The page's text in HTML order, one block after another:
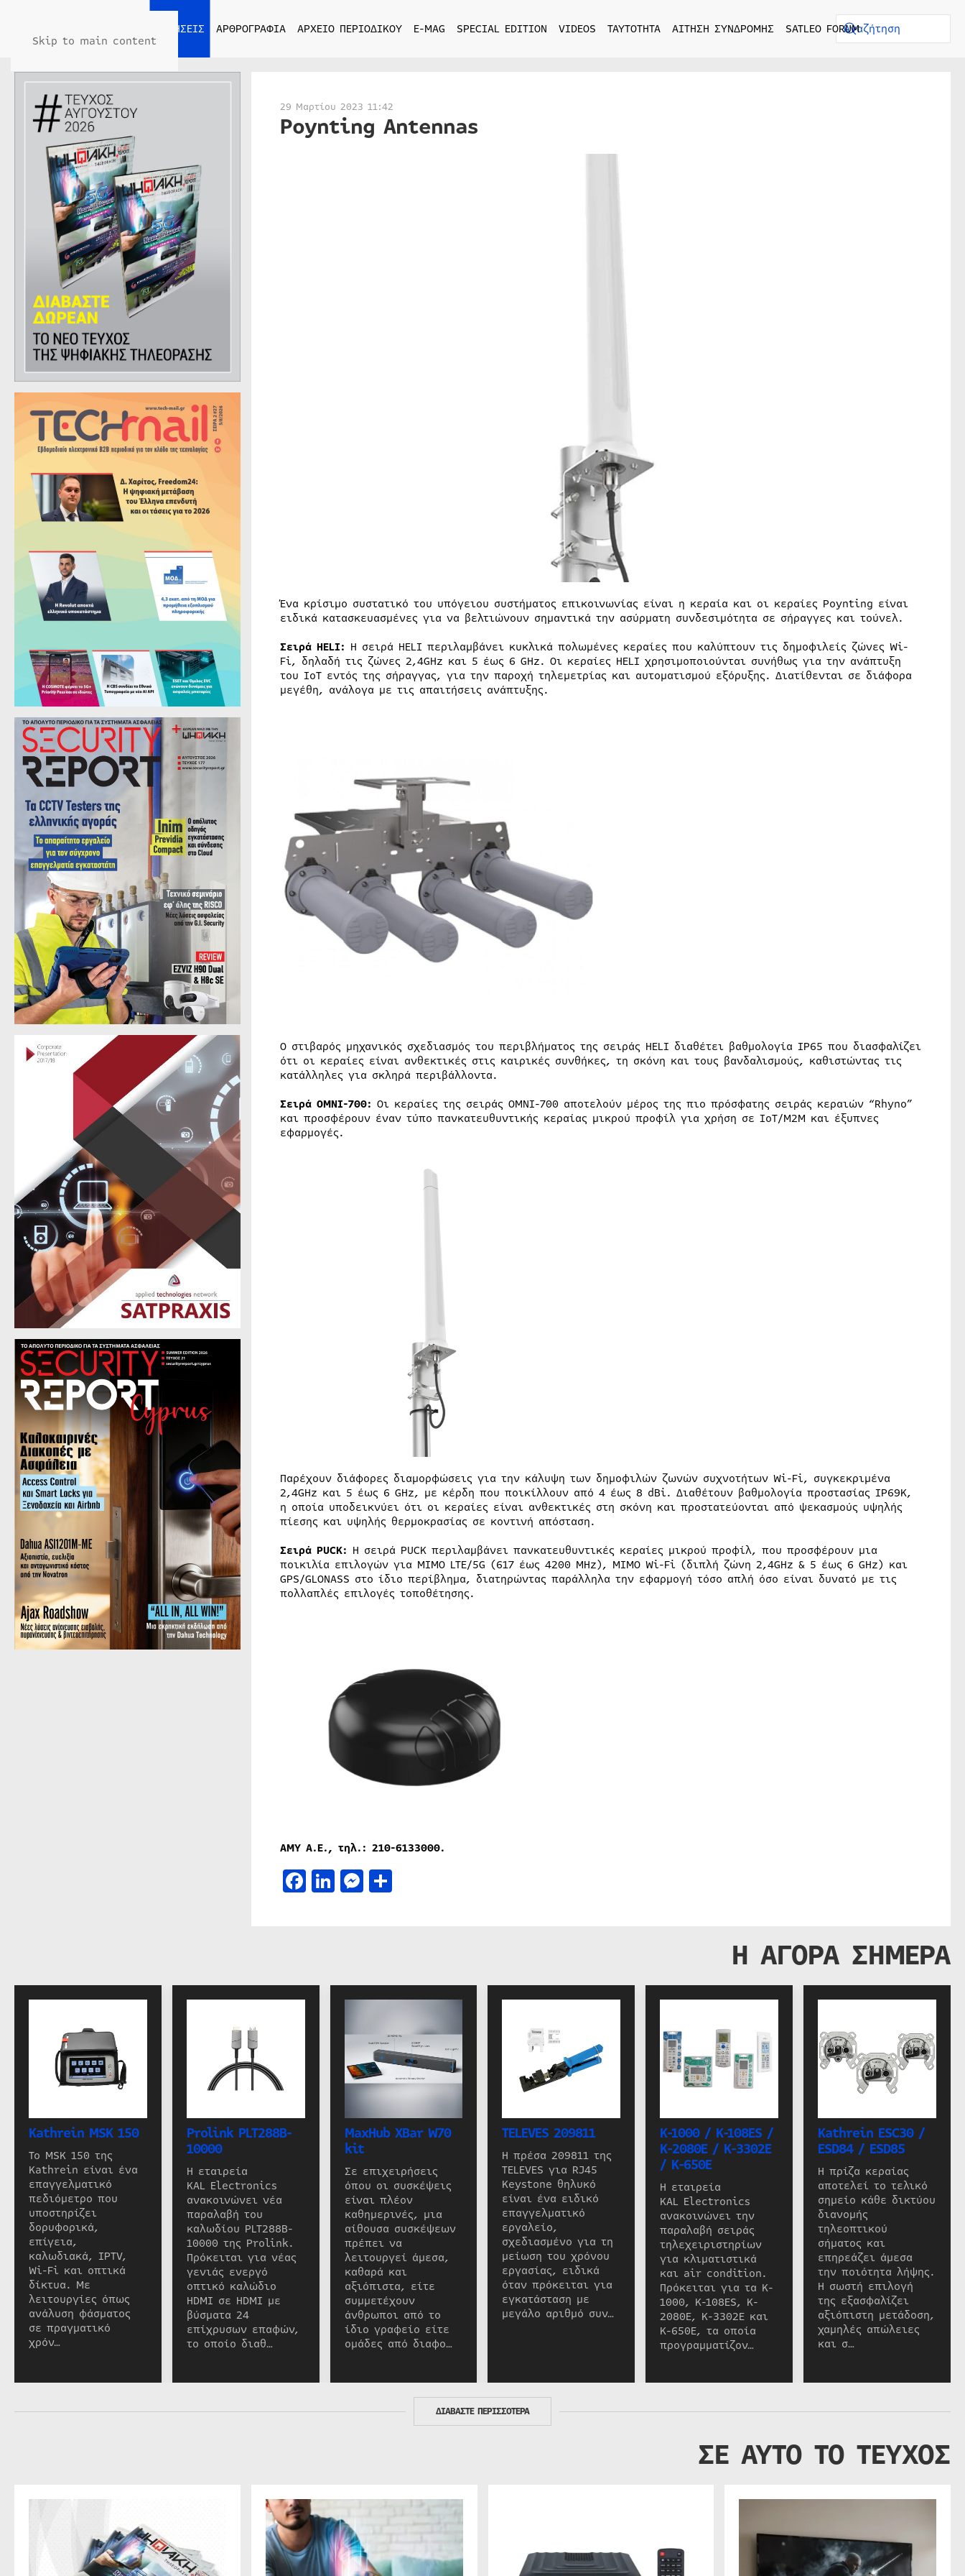
Skip to main content
ΕΙΔΗΣΕΙΣ ΑΡΘΡΟΓΡΑΦΙΑ ΑΡΧΕΙΟ ΠΕΡΙΟΔΙΚΟΥ E-MAG SPECIAL EDITION VIDEOS ΤΑΥΤΟΤΗΤΑ ΑΙΤΗΣΗ ΣΥΝΔΡΟΜΗΣ SATLEO FORUM
29 Μαρτίου 2023 11:42
Poynting Antennas
Ένα κρίσιμο συστατικό του υπόγειου συστήματος επικοινωνίας είναι η κεραία και οι κεραίες Poynting είναι
ειδικά κατασκευασμένες για να βελτιώνουν σημαντικά την ασύρματη συνδεσιμότητα σε σήραγγες και τούνελ.
Σειρά HELI: Η σειρά HELI περιλαμβάνει κυκλικά πολωμένες κεραίες που καλύπτουν τις δημοφιλείς ζώνες Wi-
Fi, δηλαδή τις ζώνες 2,4GHz και 5 έως 6 GHz. Οι κεραίες HELI χρησιμοποιούνται συνήθως για την ανάπτυξη
του IoT εντός της σήραγγας, για την παροχή τηλεμετρίας και αυτοματισμού εξόρυξης. Διατίθενται σε διάφορα
μεγέθη, ανάλογα με τις απαιτήσεις ανάπτυξης.
Ο στιβαρός μηχανικός σχεδιασμός του περιβλήματος της σειράς HELI διαθέτει βαθμολογία IP65 που διασφαλίζει
ότι οι κεραίες είναι ανθεκτικές στις καιρικές συνθήκες, τη σκόνη και τους βανδαλισμούς, καθιστώντας τις
κατάλληλες για σκληρά περιβάλλοντα.
Σειρά OMNI-700: Οι κεραίες της σειράς OMNI-700 αποτελούν μέρος της πιο πρόσφατης σειράς κεραιών “Rhyno”
και προσφέρουν έναν τύπο πανκατευθυντικής κεραίας μικρού προφίλ για χρήση σε IoT/M2M και έξυπνες
εφαρμογές.
Παρέχουν διάφορες διαμορφώσεις για την κάλυψη των δημοφιλών ζωνών συχνοτήτων Wi-Fi, συγκεκριμένα
2,4GHz και 5 έως 6 GHz, με κέρδη που ποικίλλουν από 4 έως 8 dBi. Διαθέτουν βαθμολογία προστασίας IP69K,
η οποία υποδεικνύει ότι οι κεραίες είναι ανθεκτικές στη σκόνη και προστατεύονται από ψεκασμούς υψηλής
πίεσης και υψηλής θερμοκρασίας σε κοντινή απόσταση.
Σειρά PUCK: Η σειρά PUCK περιλαμβάνει πανκατευθυντικές κεραίες μικρού προφίλ, που προσφέρουν μια
ποικιλία επιλογών για MIMO LTE/5G (617 έως 4200 MHz), MIMO Wi-Fi (διπλή ζώνη 2,4GHz & 5 έως 6 GHz) και
GPS/GLONASS στο ίδιο περίβλημα, διατηρώντας παράλληλα την εφαρμογή τόσο απλή όσο είναι δυνατό με τις
πολλαπλές επιλογές τοποθέτησης.
ΑΜΥΑ.Ε., τηλ.: 210-6133000.
Facebook
LinkedIn
Messenger
Μοιραστείτε
Η ΑΓΟΡΑ ΣΗΜΕΡΑ
Kathrein MSK 150
Το MSK 150 της
Kathrein είναι ένα
επαγγελματικό
πεδιόμετρο που
υποστηρίζει
δορυφορικά,
επίγεια,
καλωδιακά, IPTV,
Wi-Fi και οπτικά
δίκτυα. Με
λειτουργίες όπως
ανάλυση φάσματος
σε πραγματικό
χρόν…
Prolink PLT288B-
10000
Η εταιρεία
KAL Electronics
ανακοινώνει νέα
παραλαβή του
καλωδίου PLT288B-
10000 της Prolink.
Πρόκειται για νέας
γενιάς ενεργό
οπτικό καλώδιο
HDMI σε HDMI με
βύσματα 24
επίχρυσων επαφών,
το οποίο διαθ…
MaxHub XBar W70
kit
Σε επιχειρήσεις
όπου οι συσκέψεις
είναι πλέον
καθημερινές, μια
αίθουσα συσκέψεων
πρέπει να
λειτουργεί άμεσα,
καθαρά και
αξιόπιστα, είτε
συμμετέχουν
άνθρωποι από το
ίδιο γραφείο είτε
ομάδες από διαφο…
TELEVES 209811
Η πρέσα 209811 της
TELEVES για RJ45
Keystone θηλυκό
είναι ένα ειδικό
επαγγελματικό
εργαλείο,
σχεδιασμένο για τη
μείωση του χρόνου
εργασίας, ειδικά
όταν πρόκειται για
εγκατάσταση με
μεγάλο αριθμό συν…
K-1000 / K-108ES /
K-2080E / K-3302E
/ K-650E
Η εταιρεία
KAL Electronics
ανακοινώνει την
παραλαβή σειράς
τηλεχειριστηρίων
για κλιματιστικά
και air condition.
Πρόκειται για τα K-
1000, K-108ES, K-
2080E, K-3302E και
K-650E, τα οποία
προγραμματίζον…
Kathrein ESC30 /
ESD84 / ESD85
Η πρίζα κεραίας
αποτελεί το τελικό
σημείο κάθε δικτύου
διανομής
τηλεοπτικού
σήματος και
επηρεάζει άμεσα
την ποιότητα λήψης.
Η σωστή επιλογή
της εξασφαλίζει
αξιόπιστη μετάδοση,
χαμηλές απώλειες
και σ…
ΔΙΑΒΑΣΤΕ ΠΕΡΙΣΣΟΤΕΡΑ
ΣΕ ΑΥΤΟ ΤΟ ΤΕΥΧΟΣ